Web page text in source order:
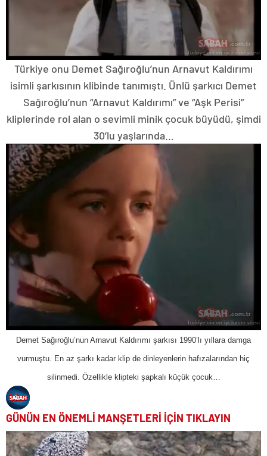
Türkiye onu Demet Sağıroğlu’nun Arnavut Kaldırımı
isimli şarkısının klibinde tanımıştı. Ünlü şarkıcı Demet
Sağıroğlu’nun “Arnavut Kaldırımı” ve “Aşk Perisi”
kliplerinde rol alan o sevimli minik çocuk büyüdü, şimdi
30’lu yaşlarında…
Demet Sağıroğlu’nun Arnavut Kaldırımı şarkısı 1990’lı yıllara damga
vurmuştu. En az şarkı kadar klip de dinleyenlerin hafızalarından hiç
silinmedi. Özellikle klipteki şapkalı küçük çocuk…
GÜNÜN EN ÖNEMLİ MANŞETLERİ İÇİN TIKLAYIN